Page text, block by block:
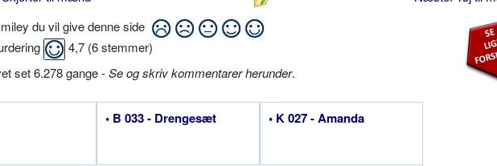
du vil give denne side
4,7 (6stemmer)
set 6.278 gange -Se og skriv kommentarer herunder.
• B 033 - Drengesæt • K 027 - Amanda